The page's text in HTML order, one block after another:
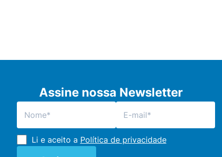
Assine nossa Newsletter
Li e aceito a Política de privacidade